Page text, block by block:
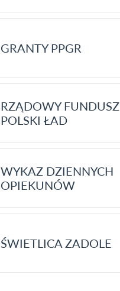
GRANTY PPGR
RZĄDOWY FUNDUSZ
POLSKI ŁAD
WYKAZ DZIENNYCH
OPIEKUNÓW
ŚWIETLICA ZADOLE